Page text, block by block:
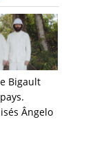
Bigault
Ângelo